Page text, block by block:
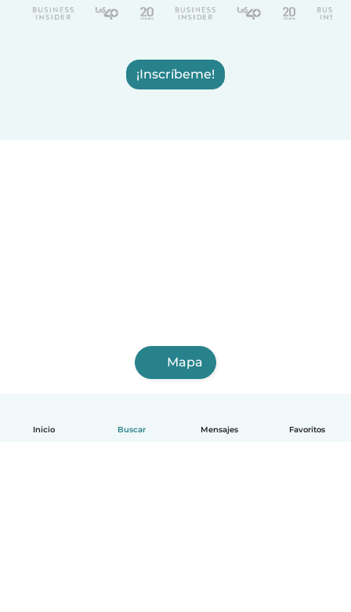
Inicio Buscar Mensajes Favoritos
¡Inscríbeme!
Mapa